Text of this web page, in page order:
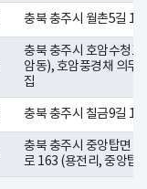
충북 충주시 월촌5길 12
충북 충주시 호암수청1
암동), 호암풍경채 의무
집
충북 충주시 칠금9길 16
충북 충주시 중앙탑면
로 163 (용전리, 중앙탑